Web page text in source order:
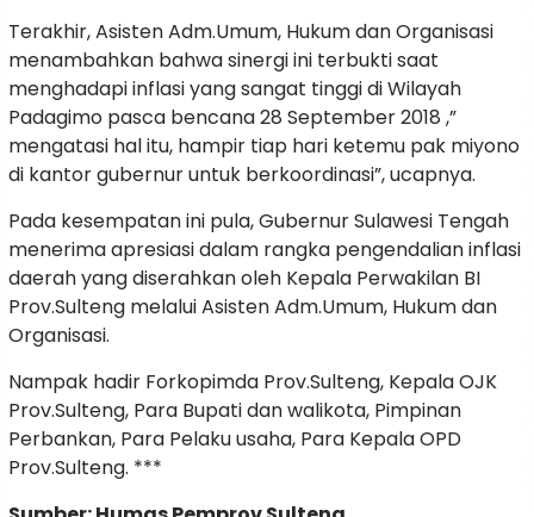
Terakhir, Asisten Adm.Umum, Hukum dan Organisasi
menambahkan bahwa sinergi ini terbukti saat
menghadapi inflasi yang sangat tinggi di Wilayah
Padagimo pasca bencana 28 September 2018 ,”
mengatasi hal itu, hampir tiap hari ketemu pak miyono
di kantor gubernur untuk berkoordinasi”, ucapnya.
Pada kesempatan ini pula, Gubernur Sulawesi Tengah
menerima apresiasi dalam rangka pengendalian inflasi
daerah yang diserahkan oleh Kepala Perwakilan BI
Prov.Sulteng melalui Asisten Adm.Umum, Hukum dan
Organisasi.
Nampak hadir Forkopimda Prov.Sulteng, Kepala OJK
Prov.Sulteng, Para Bupati dan walikota, Pimpinan
Perbankan, Para Pelaku usaha, Para Kepala OPD
Prov.Sulteng. ***